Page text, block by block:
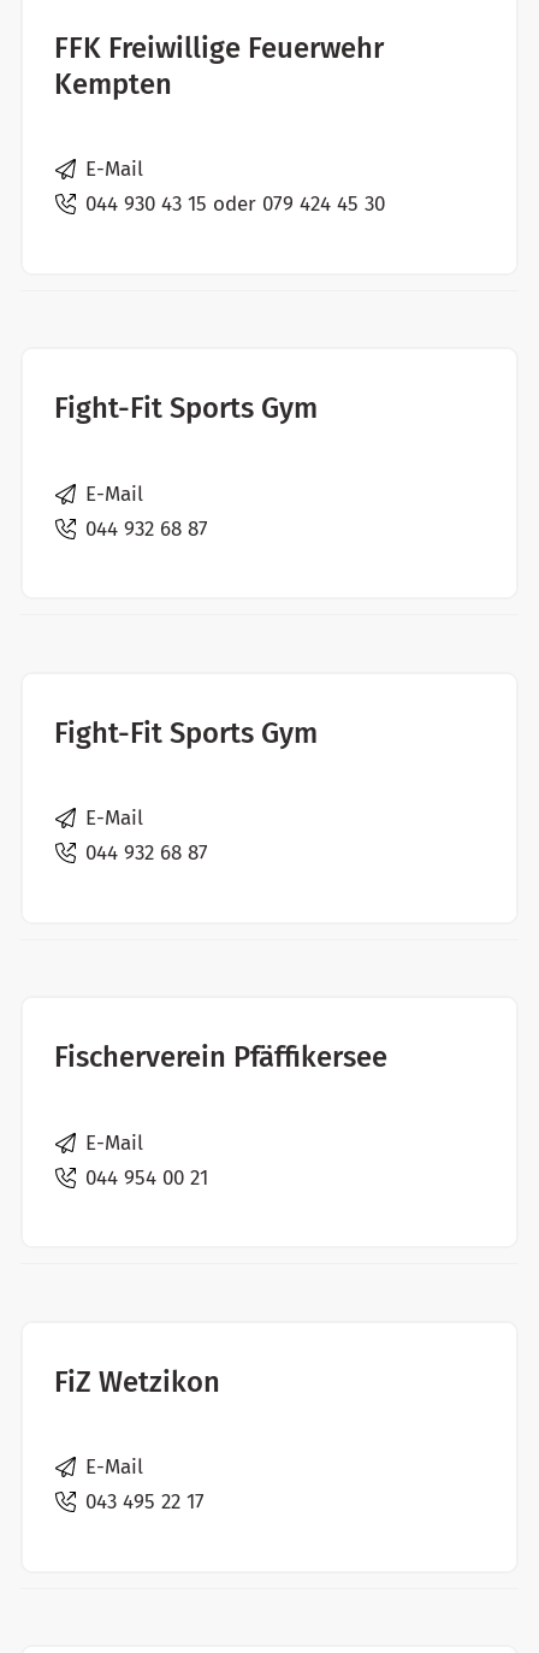
FFK Freiwillige Feuerwehr
Kempten
E-Mail
044 930 43 15 oder 079 424 45 30
Fight-Fit Sports Gym
E-Mail
044 932 68 87
Fight-Fit Sports Gym
E-Mail
044 932 68 87
Fischerverein Pfäffikersee
E-Mail
044 954 00 21
FiZ Wetzikon
E-Mail
043 495 22 17